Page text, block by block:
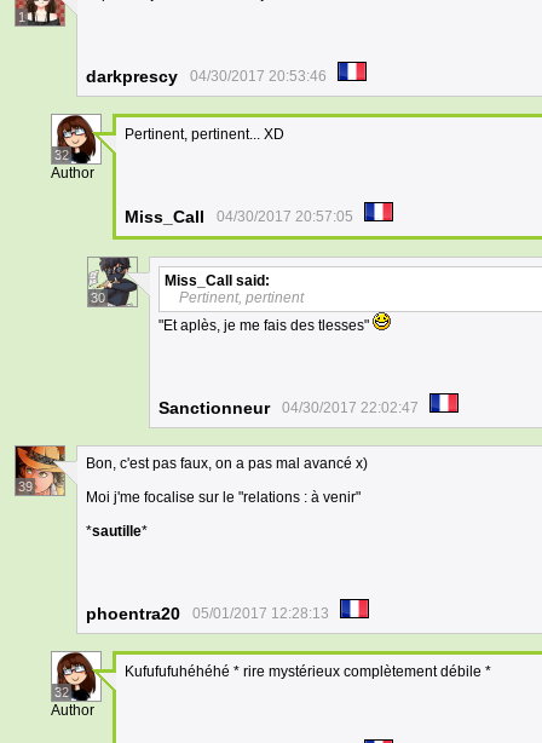
1
darkprescy 04/30/2017 20:53:46
32
Author
Pertinent, pertinent... XD
Miss_Call 04/30/2017 20:57:05
30
Miss_Call
said:
Pertinent, pertinent
"Et aplès, je me fais des tlesses"
Sanctionneur 04/30/2017 22:02:47
39
Bon, c'est pas faux, on a pas mal avancé x)
Moi j'me focalise sur le "relations : à venir"
*sautille*
phoentra20 05/01/2017 12:28:13
32
Author
Kufufufuhéhéhé * rire mystérieux complètement débile *